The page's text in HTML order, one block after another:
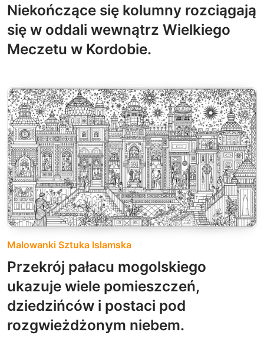
Niekończące się kolumny rozciągają
się w oddali wewnątrz Wielkiego
Meczetu w Kordobie.
Malowanki Sztuka Islamska
Przekrój pałacu mogolskiego
ukazuje wiele pomieszczeń,
dziedzińców i postaci pod
rozgwieżdżonym niebem.